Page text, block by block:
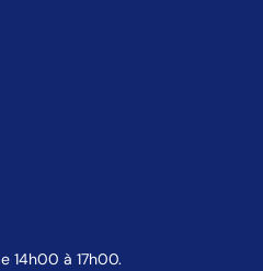
14h00 à 17h00.